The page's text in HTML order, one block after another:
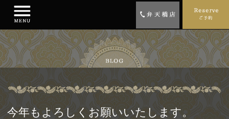
今年もよろしくお願いいたします。